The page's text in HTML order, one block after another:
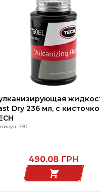
Dry 236 мл, с
760
490.08 ГРН